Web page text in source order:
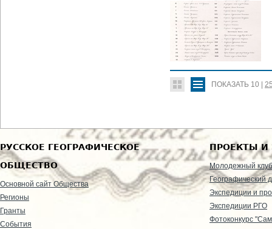
ПОКАЗАТЬ 10
РУССКОЕ ГЕОГРАФИЧЕСКОЕ
ОБЩЕСТВО
Основной сайт Общества
Регионы
Гранты
События
ПРОЕКТЫ И
Молодежный клуб
Географический
Экспедиции и
Экспедиции РГО
Фотоконкурс